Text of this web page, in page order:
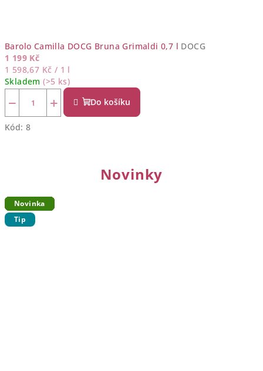
Barolo Camilla DOCG Bruna Grimaldi 0,7 l DOCG
1 199 Kč
Měrná
cena:
1 598,67 Kč / 1 l
Skladem(>5 ks)
+
− Do košíku
Kód: 8
Novinky
Novinka
Novinka
Novinka
Novinka
Novinka
Novinka
Tip
Novinka
Novinka